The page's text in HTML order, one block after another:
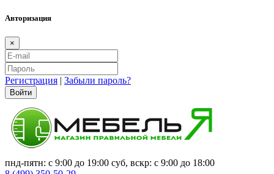
Авторизация
×
Регистрация | Забыли пароль?
Войти
пнд-пятн: с 9:00 до 19:00 суб, вскр: с 9:00 до 18:00